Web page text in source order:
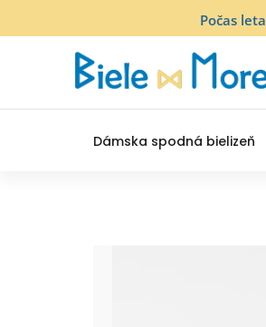
Počas
Dámska spodná bielizeň